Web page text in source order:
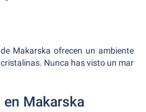
Makarska ofrecen un ambiente
Nunca has visto un mar
Makarska